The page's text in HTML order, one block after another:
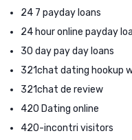
24 7 payday loans
24 hour online payday
30 day pay day loans
321chat dating hookup
321chat de review
420 Dating online
420-incontri visitors